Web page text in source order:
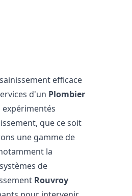
efficace
d'un Plombier
que ce soit
une gamme de
la
de
Rouvroy